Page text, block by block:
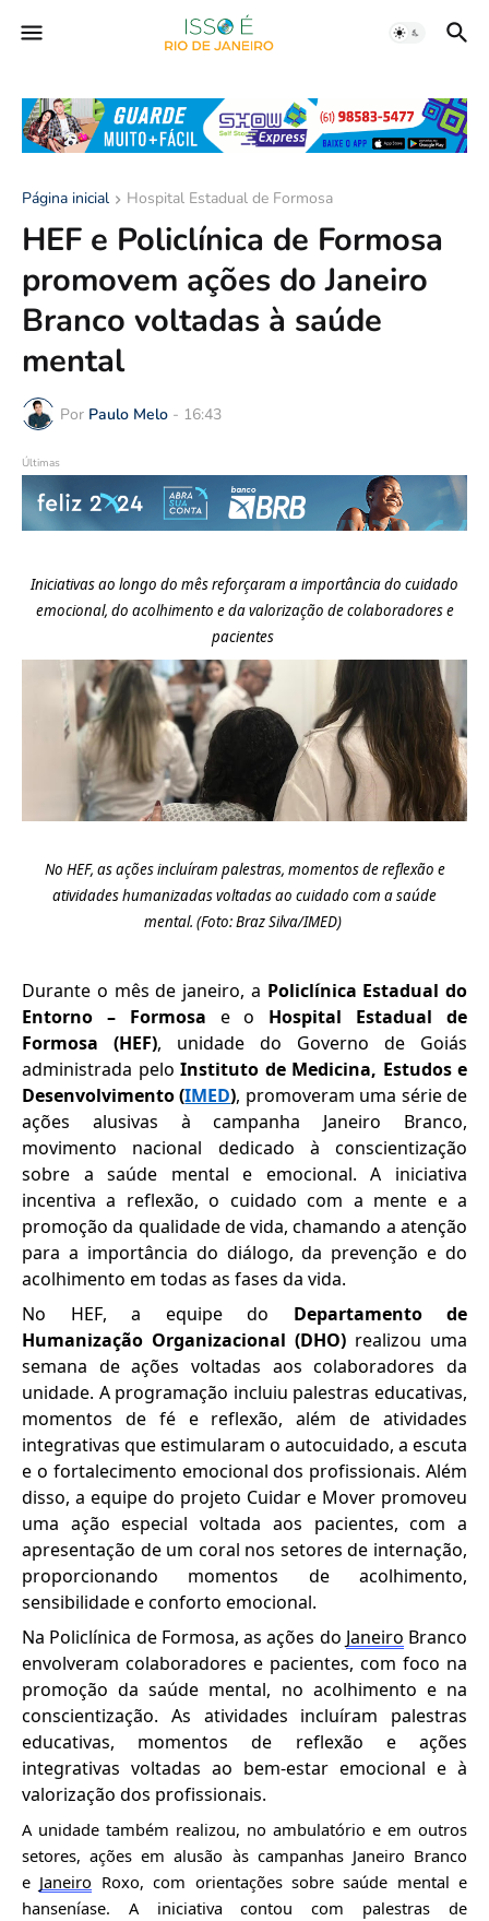
Página inicial Hospital Estadual de Formosa
HEF e Policlínica de Formosa
promovem ações do Janeiro
Branco voltadas à saúde
mental
Por Paulo Melo - 16:43
Últimas
Iniciativas ao longo do mês reforçaram a importância do cuidado
emocional, do acolhimento e da valorização de colaboradores e
pacientes
No HEF, asaçõesincluíram palestras, momentos de reflexão e
atividades humanizadas voltadas ao cuidado com a saúde
mental. (Foto:Braz Silva/IMED)
Durante o mês de janeiro, a Policlínica Estadual do
Entorno – Formosa e o Hospital Estadual de
Formosa (HEF), unidade do Governo de Goiás
administrada pelo Instituto de Medicina, Estudos e
Desenvolvimento (IMED), promoveram uma série de
ações alusivas à campanha Janeiro Branco,
movimento nacional dedicado à conscientização
sobre a saúde mental e emocional. A iniciativa
incentiva a reflexão, o cuidado com a mente e a
promoção da qualidade de vida, chamando a atenção
para a importância do diálogo, da prevenção e do
acolhimento em todas as fases da vida.
No HEF, a equipe do Departamento de
Humanização Organizacional (DHO) realizou uma
semana de ações voltadas aos colaboradores da
unidade. A programação incluiu palestras educativas,
momentos de fé e reflexão, além de atividades
integrativas que estimularam o autocuidado, a escuta
e o fortalecimento emocional dos profissionais. Além
disso, a equipe do projeto Cuidar e Mover promoveu
uma ação especial voltada aos pacientes, com a
apresentação de um coral nos setores de internação,
proporcionando momentos de acolhimento,
sensibilidade e conforto emocional.
Na Policlínica de Formosa, as ações do Janeiro Branco
envolveram colaboradores e pacientes, com foco na
promoção da saúde mental, no acolhimento e na
conscientização. As atividades incluíram palestras
educativas, momentos de reflexão e ações
integrativas voltadas ao bem-estar emocional e à
valorização dos profissionais.
A unidade também realizou, no ambulatório e em outros
setores, ações em alusão às campanhas Janeiro Branco
e Janeiro Roxo, com orientações sobre saúde mental e
hanseníase. A iniciativa contou com palestras de